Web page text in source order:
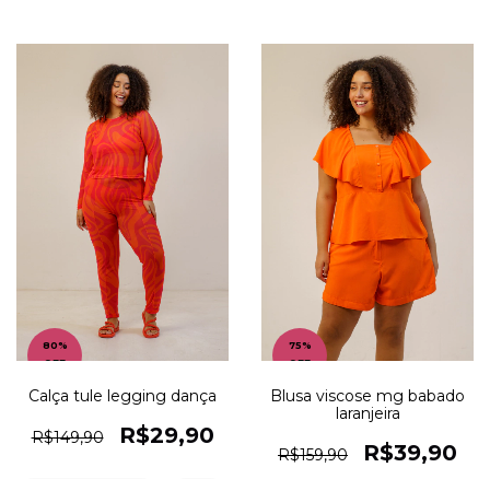
80%
OFF
Calça tule legging dança
R$149,90 R$29,90
75%
OFF
Blusa viscose mg babado
laranjeira
R$159,90 R$39,90